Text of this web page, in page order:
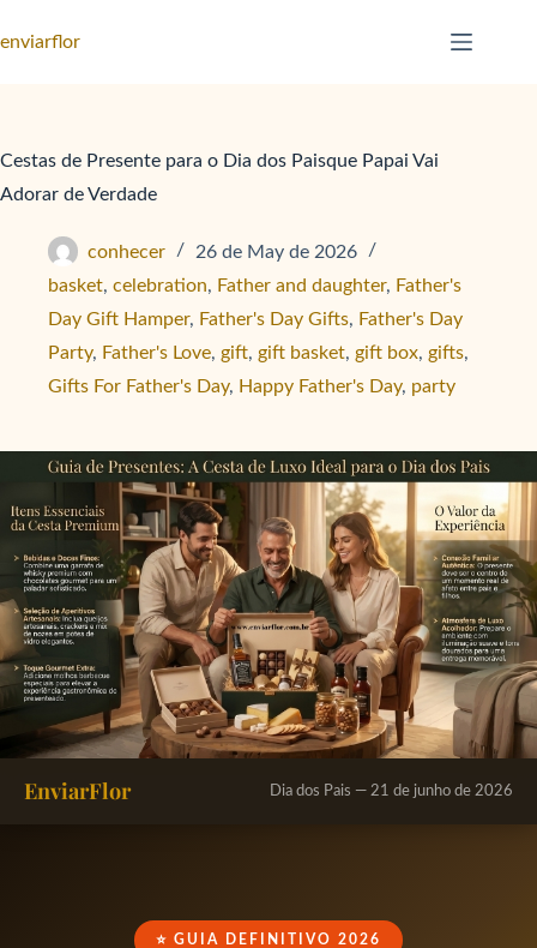
t
o
enviarflor
Cestas de Presente para o Dia dos Paisque Papai Vai
Adorar de Verdade
conhecer
26 de May de 2026
basket, celebration, Father and daughter, Father's
Day Gift Hamper, Father's Day Gifts, Father's Day
Party, Father's Love, gift, gift basket, gift box, gifts,
Gifts For Father's Day, Happy Father's Day, party
EnviarFlor Dia dos Pais — 21 de junho de 2026
⭐ GUIA DEFINITIVO 2026